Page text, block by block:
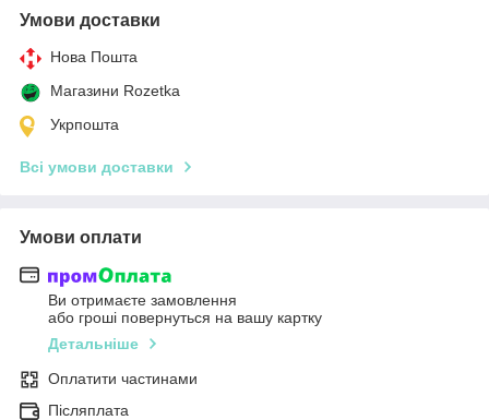
Умови доставки
Нова Пошта
Магазини Rozetka
Укрпошта
Всі умови доставки
Умови оплати
Ви отримаєте замовлення
або гроші повернуться на вашу картку
Детальніше
Оплатити частинами
Післяплата